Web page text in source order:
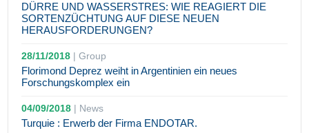
DÜRRE UND WASSERSTRES: WIE REAGIERT DIE
SORTENZÜCHTUNG AUF DIESE NEUEN
HERAUSFORDERUNGEN?
28/11/2018 |Group
Florimond Deprez weiht in Argentinien ein neues
Forschungskomplex ein
04/09/2018 | News
Turquie : Erwerb der Firma ENDOTAR.